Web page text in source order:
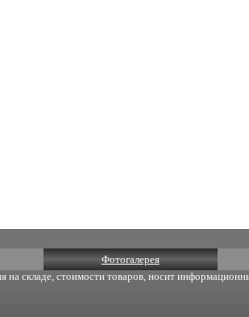
Фотогалерея
складе, стоимости товаров, носит